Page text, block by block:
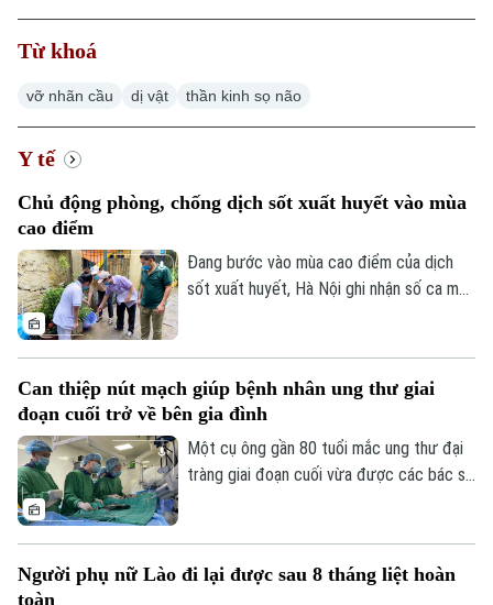
Từ khoá
vỡ nhãn cầu dị vật thần kinh sọ não
Y tế
Chủ động phòng, chống dịch sốt xuất huyết vào mùa
cao điểm
Đang bước vào mùa cao điểm của dịch
sốt xuất huyết, Hà Nội ghi nhận số ca mắc
ngay từ mỗi gia đình, mỗi khu dân cư
được xem là giải pháp quan trọng để ngăn
chặn dịch lây lan.
Can thiệp nút mạch giúp bệnh nhân ung thư giai
đoạn cuối trở về bên gia đình
Một cụ ông gần 80 tuổi mắc ung thư đại
tràng giai đoạn cuối vừa được các bác sĩ
những ngày cuối đời.
Người phụ nữ Lào đi lại được sau 8 tháng liệt hoàn
toàn